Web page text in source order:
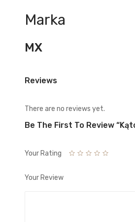
Marka
MX
Reviews
There are no reviews yet.
Be The First To Review
Your Rating
Your Review